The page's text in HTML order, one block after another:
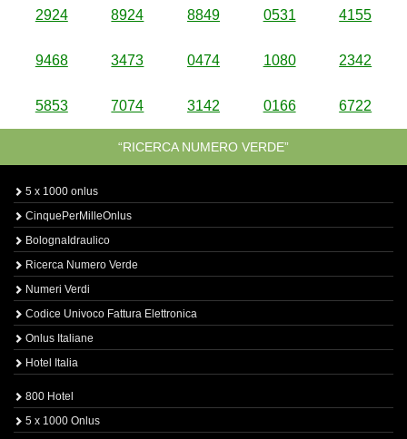
2924 8924 8849 0531 4155
9468 3473 0474 1080 2342
5853 7074 3142 0166 6722
“RICERCA NUMERO VERDE”
5 x 1000 onlus
CinquePerMilleOnlus
BolognaIdraulico
Ricerca Numero Verde
Numeri Verdi
Codice Univoco Fattura Elettronica
Onlus Italiane
Hotel Italia
800 Hotel
5 x 1000 Onlus